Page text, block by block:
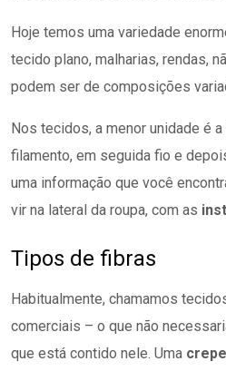
Hoje temos uma variedade
tecido plano, malharias, rendas,
podem ser de composições
Nos tecidos, a menor unidade é
filamento, em seguida fio e
uma informação que você
vir na lateral da roupa, com as
Tipos de fibras
Habitualmente, chamamos
comerciais – o que não
que está contido nele. Uma crepe